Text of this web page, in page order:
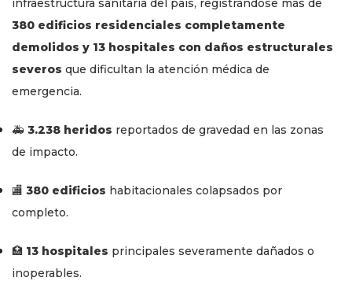
infraestructura sanitaria del país, registrándose más de
380 edificios residenciales completamente
demolidos y 13 hospitales con daños estructurales
severos que dificultan la atención médica de
emergencia.
🚑 3.238 heridos reportados de gravedad en las zonas
de impacto.
🏬 380 edificios habitacionales colapsados por
completo.
🏥 13 hospitales principales severamente dañados o
inoperables.